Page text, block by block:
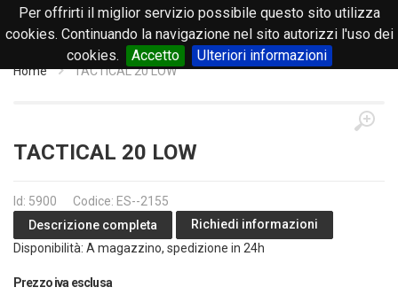
Per offrirti il miglior servizio possibile questo sito utilizza
cookies. Continuando la navigazione nel sito autorizzi l'uso dei
cookies.
Accetto Ulteriori informazioni
0
Home TACTICAL 20 LOW
TACTICAL 20 LOW
Id: 5900
Codice: ES--2155
Descrizione completa
Richiedi informazioni
Disponibilità: A magazzino, spedizione in 24h
Prezzo iva esclusa